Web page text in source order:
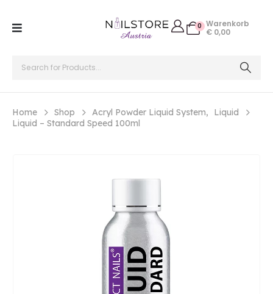
0 Warenkorb
€ 0,00
Home Shop Acryl Powder Liquid System,
Liquid
Liquid – Standard Speed 100ml